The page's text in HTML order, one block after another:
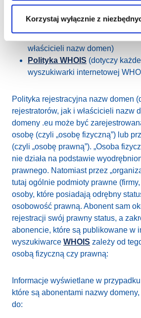
Korzystaj wyłącznie z
Umowa Rejestratorska
Warunki(dotyczą zarówno
właścicieli nazw domen)
Polityka WHOIS (dotyczy
wyszukiwarki internetowej
Polityka rejestracyjna nazw domen
rejestratorów, jak i właścicieli nazw
domeny .eu może być
osobę (czyli „osobę fizyczną”) lub
(czyli „osobę prawną”). „Osoba
nie działa na podstawie
prawnego. Natomiast przez
tutaj ogólnie podmioty prawne
osoby, które posiadają odrębny
osobowość prawną. Abonent sam
rejestracji swój prawny status, a
abonencie, które są publikowane w
wyszukiwarce WHOIS zależy od
osobą fizyczną czy prawną:
Informacje wyświetlane w
które są abonentami nazwy
do: